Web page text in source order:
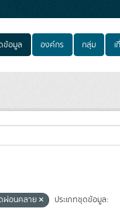
ข้อมูล องค์กร กลุ่ม
ผ่อนคลาย
ประเภทชุดข้อมูล: